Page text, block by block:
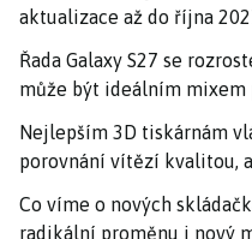
aktualizace až do října
Řada Galaxy S27 se
může být ideálním
Nejlepším 3D tiskárnám
porovnání vítězí kvalitou,
Co víme o nových
radikální proměnu i nový